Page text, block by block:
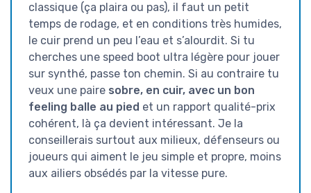
classique (ça plaira ou pas), il faut un petit
temps de rodage, et en conditions très humides,
le cuir prend un peu l’eau et s’alourdit. Si tu
cherches une speed boot ultra légère pour jouer
sur synthé, passe ton chemin. Si au contraire tu
veux une paire sobre, en cuir, avec un bon
feeling balle au pied et un rapport qualité-prix
cohérent, là ça devient intéressant. Je la
conseillerais surtout aux milieux, défenseurs ou
joueurs qui aiment le jeu simple et propre, moins
aux ailiers obsédés par la vitesse pure.